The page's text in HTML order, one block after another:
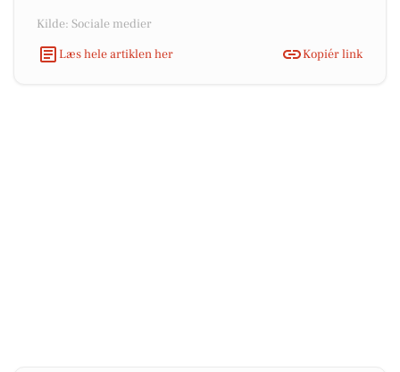
Kilde: Sociale medier
Læs hele artiklen her
Kopiér link